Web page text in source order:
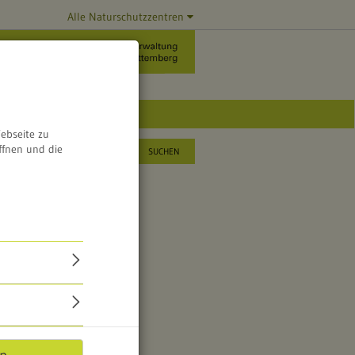
Alle Naturschutzzentren
SUCHEN
zu
und die